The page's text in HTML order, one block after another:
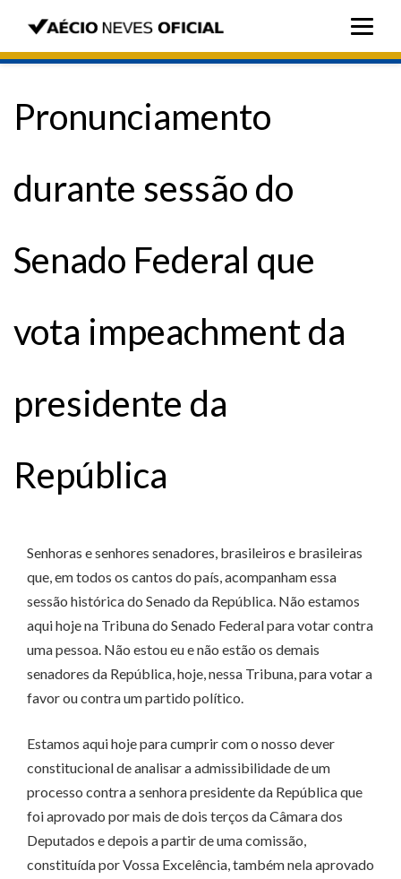
Pronunciamento
durante sessão do
Senado Federal que
vota impeachment da
presidente da
República
Senhoras e senhores senadores, brasileiros e brasileiras
que, em todos os cantos do país, acompanham essa
sessão histórica do Senado da República. Não estamos
aqui hoje na Tribuna do Senado Federal para votar contra
uma pessoa. Não estou eu e não estão os demais
senadores da República, hoje, nessa Tribuna, para votar a
favor ou contra um partido político.
Estamos aqui hoje para cumprir com o nosso dever
constitucional de analisar a admissibilidade de um
processo contra a senhora presidente da República que
foi aprovado por mais de dois terços da Câmara dos
Deputados e depois a partir de uma comissão,
constituída por Vossa Excelência, também nela aprovado